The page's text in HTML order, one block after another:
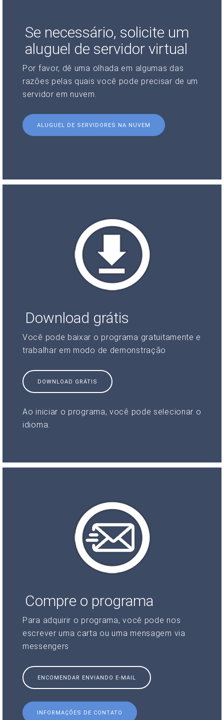
Se necessário, solicite um
aluguel de servidor virtual
Por favor, dê uma olhada em algumas das
razões pelas quais você pode precisar de um
servidor em nuvem.
ALUGUEL DE SERVIDORES NA NUVEM
Download grátis
Você pode baixar o programa gratuitamente e
trabalhar em modo de demonstração
DOWNLOAD GRÁTIS
Ao iniciar o programa, você pode selecionar o
idioma.
Compre o programa
Para adquirir o programa, você pode nos
escrever uma carta ou uma mensagem via
messengers
ENCOMENDAR ENVIANDO E-MAIL
INFORMAÇÕES DE CONTATO